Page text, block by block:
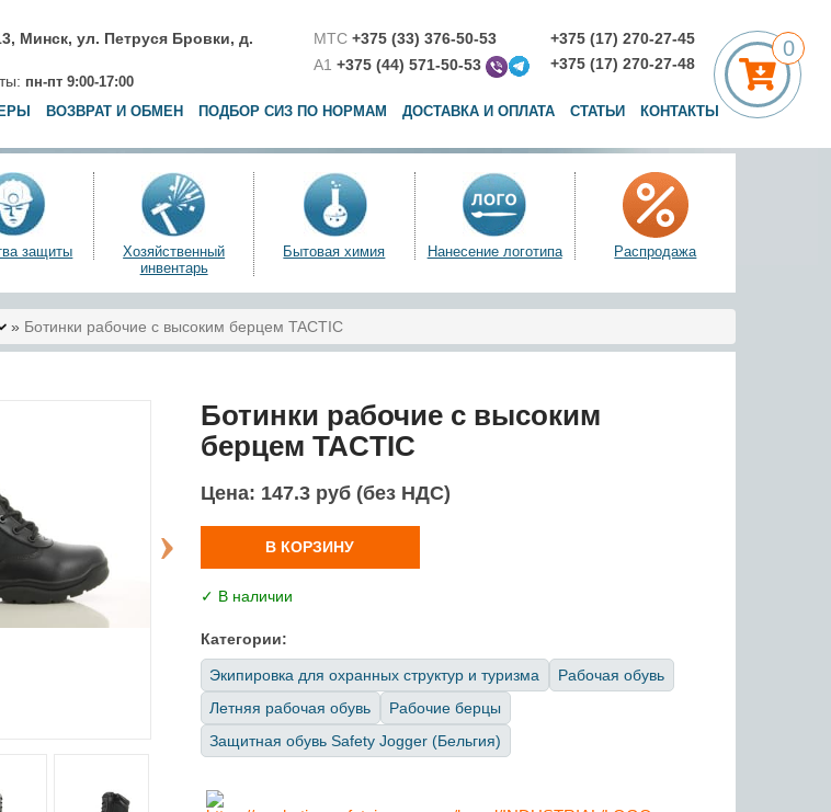
Минск, ул. Петруся Бровки, д.
пн-пт 9:00-17:00
МТС +375 (33) 376-50-53
A1 +375 (44) 571-50-53
+375 (17) 270-27-45
+375 (17) 270-27-48
ВОЗВРАТ И ОБМЕН ПОДБОР СИЗ ПО НОРМАМ ДОСТАВКА И ОПЛАТА СТАТЬИ КОНТАКТЫ
защиты
Хозяйственный
инвентарь
Бытовая химия Нанесение логотипа Распродажа
» Ботинки рабочие с высоким берцем TACTIC
Ботинки рабочие с высоким
берцем TACTIC
Цена: 147.3 руб (без НДС)
В КОРЗИНУ
✓ В наличии
Категории:
Экипировка для охранных структур и туризма
Рабочая обувь
Летняя рабочая обувь
Рабочие берцы
Защитная обувь Safety Jogger (Бельгия)
0